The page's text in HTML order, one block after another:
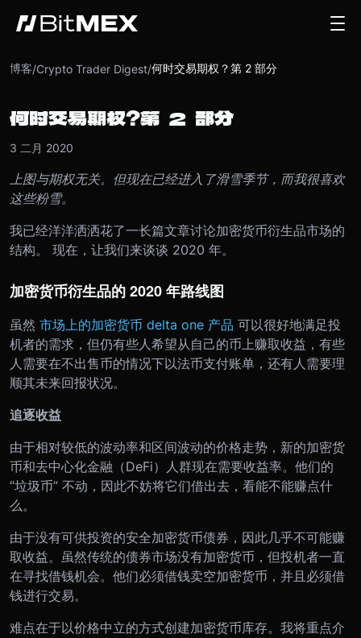
博客/Crypto Trader Digest/何时交易期权？第 2 部分
何时交易期权？第 2 部分
3 二月 2020
上图与期权无关。但现在已经进入了滑雪季节，而我很喜欢
这些粉雪。
我已经洋洋洒洒花了一长篇文章讨论加密货币衍生品市场的
结构。 现在，让我们来谈谈 2020 年。
加密货币衍生品的 2020 年路线图
虽然 市场上的加密货币 delta one 产品 可以很好地满足投
机者的需求，但仍有些人希望从自己的币上赚取收益，有些
人需要在不出售币的情况下以法币支付账单，还有人需要理
顺其未来回报状况。
追逐收益
由于相对较低的波动率和区间波动的价格走势，新的加密货
币和去中心化金融（DeFi）人群现在需要收益率。他们的
“垃圾币” 不动，因此不妨将它们借出去，看能不能赚点什
么。
由于没有可供投资的安全加密货币债券，因此几乎不可能赚
取收益。虽然传统的债券市场没有加密货币，但投机者一直
在寻找借钱机会。他们必须借钱卖空加密货币，并且必须借
钱进行交易。
难点在于以价格中立的方式创建加密货币库存。我将重点介